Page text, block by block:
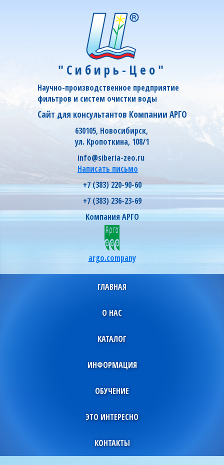
"Сибирь-Цео"
Научно-производственное предприятие
фильтров и систем очистки воды
Сайт для консультантов Компании АРГО
630105, Новосибирск,
ул. Кропоткина, 108/1
info@siberia-zeo.ru
Написать письмо
+7 (383) 220-90-60
+7 (383) 236-23-69
Компания АРГО
argo.company
ГЛАВНАЯ
О НАС
КАТАЛОГ
ИНФОРМАЦИЯ
ОБУЧЕНИЕ
ЭТО ИНТЕРЕСНО
КОНТАКТЫ